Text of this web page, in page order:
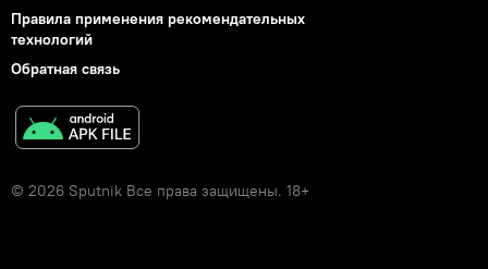
Правила применения рекомендательных
технологий
Обратная связь
© 2026 Sputnik Все права защищены. 18+